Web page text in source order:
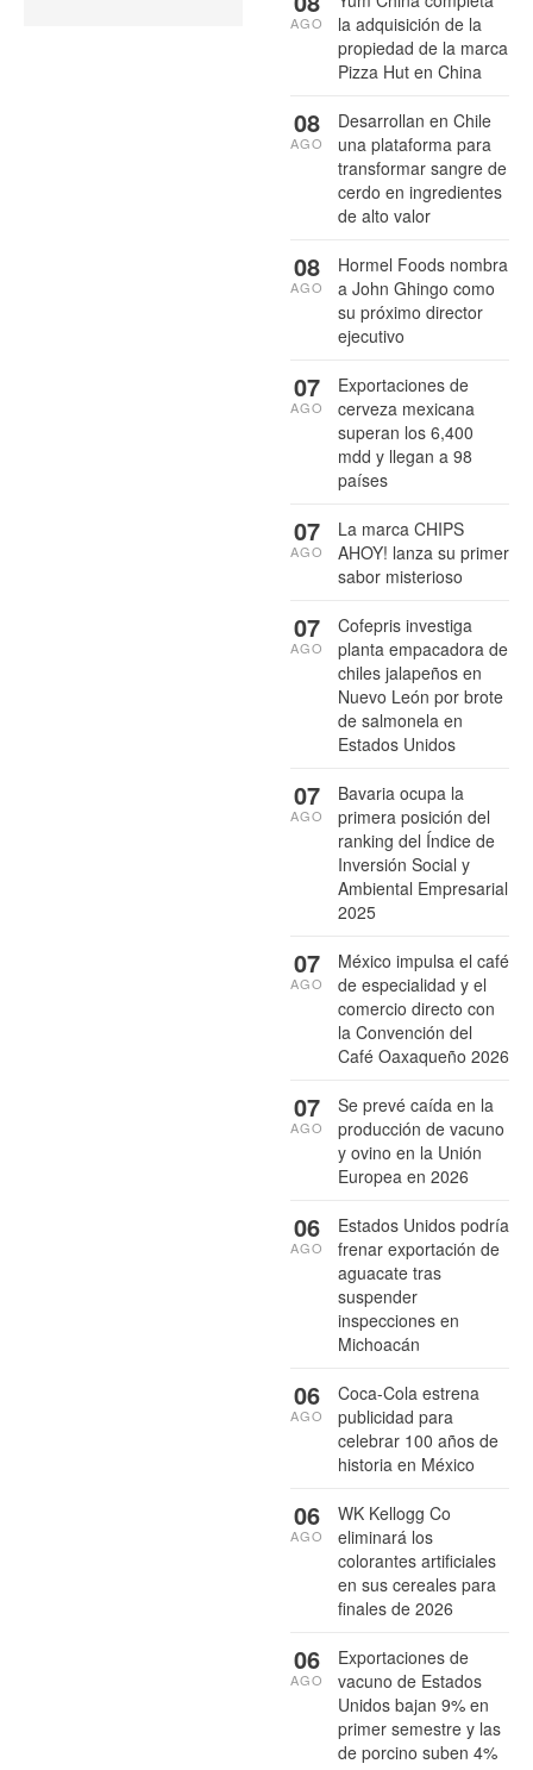
la adquisición de la
propiedad de la marca
Pizza Hut en China
AGO
Desarrollan en Chile
una plataforma para
transformar sangre de
cerdo en ingredientes
de alto valor
08
AGO
Hormel Foods nombra
a John Ghingo como
su próximo director
ejecutivo
08
AGO
Exportaciones de
cerveza mexicana
superan los 6,400
mdd y llegan a 98
países
07
AGO
La marca CHIPS
AHOY! lanza su primer
sabor misterioso
07
AGO
Cofepris investiga
planta empacadora de
chiles jalapeños en
Nuevo León por brote
de salmonela en
Estados Unidos
07
AGO
Bavaria ocupa la
primera posición del
ranking del Índice de
Inversión Social y
Ambiental Empresarial
2025
07
AGO
México impulsa el café
de especialidad y el
comercio directo con
la Convención del
Café Oaxaqueño 2026
07
AGO
Se prevé caída en la
producción de vacuno
y ovino en la Unión
Europea en 2026
07
AGO
Estados Unidos podría
frenar exportación de
aguacate tras
suspender
inspecciones en
Michoacán
06
AGO
Coca-Cola estrena
publicidad para
celebrar 100 años de
historia en México
06
AGO
WK Kellogg Co
eliminará los
colorantes artificiales
en sus cereales para
finales de 2026
06
AGO
Exportaciones de
vacuno de Estados
Unidos bajan 9% en
primer semestre y las
de porcino suben 4%
06
AGO